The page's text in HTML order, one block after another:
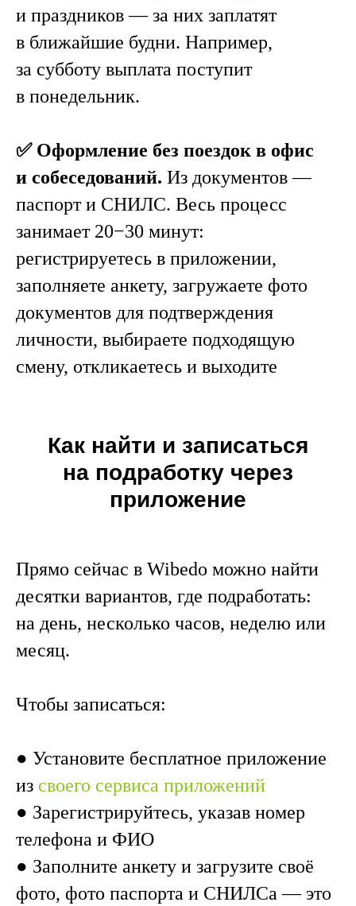
и праздников — за них заплатят
в ближайшие будни. Например,
за субботу выплата поступит
в понедельник.
✅ Оформление без поездок в офис
и собеседований. Из документов —
паспорт и СНИЛС. Весь процесс
занимает 20−30 минут:
регистрируетесь в приложении,
заполняете анкету, загружаете фото
документов для подтверждения
личности, выбираете подходящую
смену, откликаетесь и выходите
Как найти и записаться
на подработку через
приложение
Прямо сейчас в Wibedo можно найти
десятки вариантов, где подработать:
на день, несколько часов, неделю или
месяц.
Чтобы записаться:
● Установите бесплатное приложение
из своего сервиса приложений
● Зарегистрируйтесь, указав номер
телефона и ФИО
● Заполните анкету и загрузите своё
фото, фото паспорта и СНИЛСа — это